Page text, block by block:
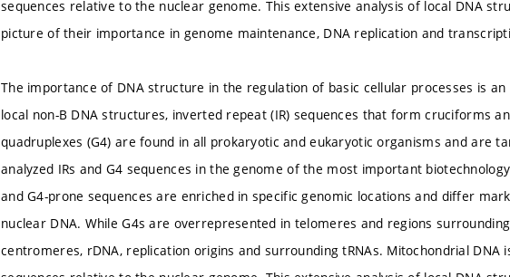
sequences relative to the nuclear genome. This extensive analysis of local DNA
picture of their importance in genome maintenance, DNA replication and
The importance of DNA structure in the regulation of basic cellular processes is
local non-B DNA structures, inverted repeat (IR) sequences that form cruciforms
quadruplexes (G4) are found in all prokaryotic and eukaryotic organisms and are
analyzed IRs and G4 sequences in the genome of the most important
and G4-prone sequences are enriched in specific genomic locations and differ
nuclear DNA. While G4s are overrepresented in telomeres and regions
centromeres, rDNA, replication origins and surrounding tRNAs. Mitochondrial DNA